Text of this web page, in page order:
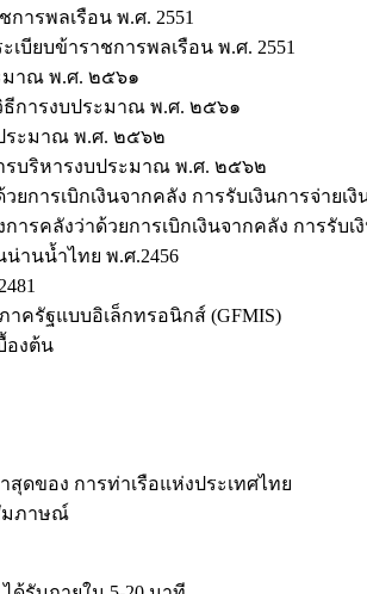
ารพลเรือน พ.ศ. 2551
บียบข้าราชการพลเรือน พ.ศ. 2551
มาณ พ.ศ. ๒๕๖๑
การงบประมาณ พ.ศ. ๒๕๖๑
ระมาณ พ.ศ. ๒๕๖๒
รบริหารงบประมาณ พ.ศ. ๒๕๖๒
ยการเบิกเงินจากคลัง การรับเงินการจ่าย
ารคลังว่าด้วยการเบิกเงินจากคลัง การรับ
านน้ำไทย พ.ศ.2456
าครัฐแบบอิเล็กทรอนิกส์ (GFMIS)
องต้น
ดของ การท่าเรือแห่งประเทศไทย
มภาษณ์